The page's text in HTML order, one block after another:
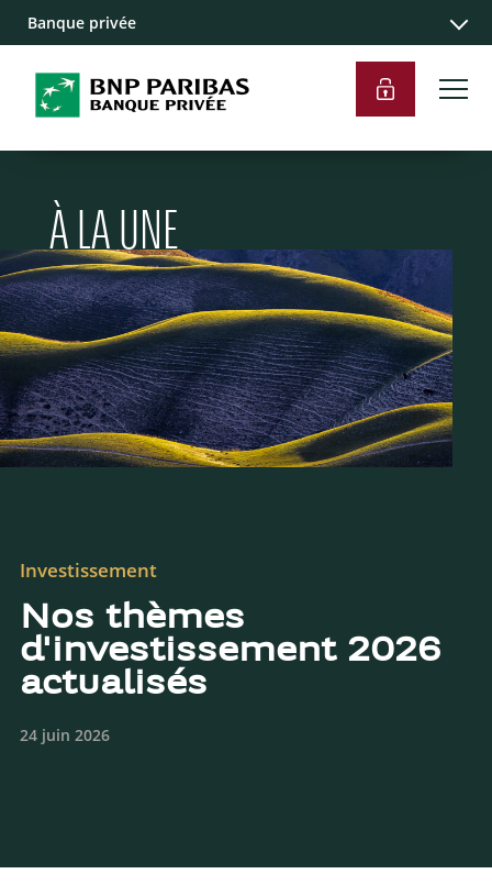
Banque privée
À LA UNE
Investissement
Nos thèmes
d'investissement 2026
actualisés
24 juin 2026